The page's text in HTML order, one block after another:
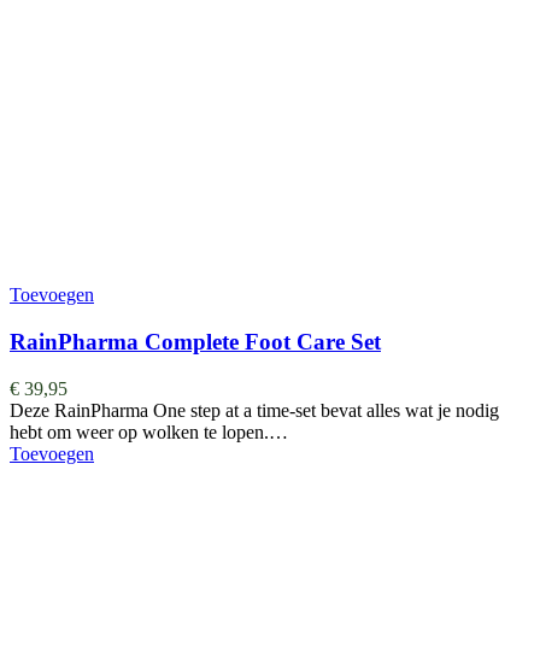
Toevoegen
RainPharma Complete Foot Care Set
€ 39,95
Deze RainPharma One step at a time-set bevat alles wat je nodig
hebt om weer op wolken te lopen.…
Toevoegen